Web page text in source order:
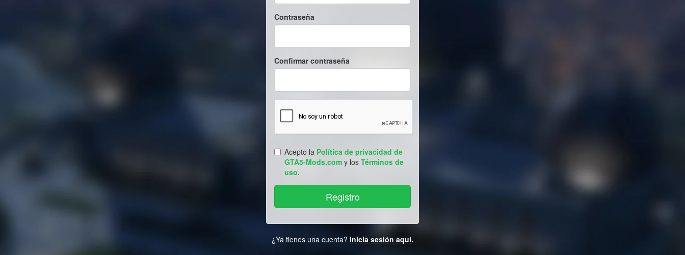
Contraseña
Confirmar contraseña
Acepto la Política de privacidad de
GTA5-Mods.com y los Términos de
uso.
¿Ya tienes una cuenta? Inicia sesión aquí.